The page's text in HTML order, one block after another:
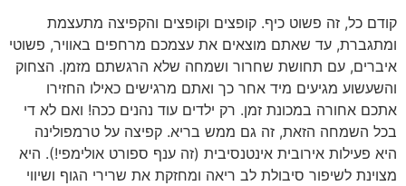
קודם כל, זה פשוט כיף. קופצים וקופצים והקפיצה מתעצמת
ומתגברת, עד שאתם מוצאים את עצמכם מרחפים באוויר, פשוטי
איברים, עם תחושת שחרור ושמחה שלא הרגשתם מזמן. הצחוק
והשעשוע מגיעים מיד אחר כך ואתם מרגישים כאילו החזירו
אתכם אחורה במכונת זמן. רק ילדים עוד נהנים ככה! ואם לא די
בכל השמחה הזאת, זה גם ממש בריא. קפיצה על טרמפולינה
היא פעילות אירובית אינטנסיבית (זה ענף ספורט אולימפי!). היא
מצוינת לשיפור סיבולת לב ריאה ומחזקת את שרירי הגוף ושיווי